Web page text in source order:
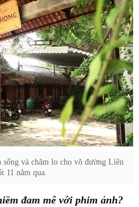
và chăm lo cho võ đường Liên
11 năm qua.
đam mê với phim ảnh?